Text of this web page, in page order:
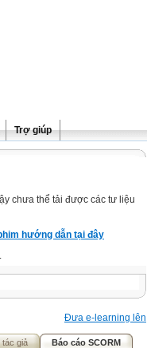
Trợ giúp
chưa thể tải được các tư liệu
hướng dẫn tại đây
Đưa e-learning lên
tác giả Báo cáo SCORM